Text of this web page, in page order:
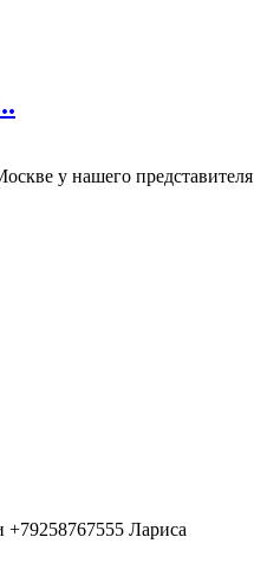
у нашего представителя
+79258767555 Лариса